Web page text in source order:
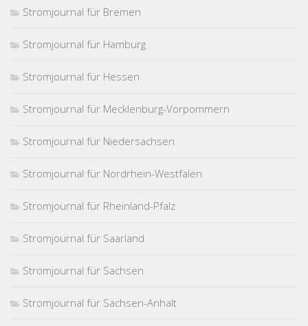
Stromjournal für Bremen
Stromjournal für Hamburg
Stromjournal für Hessen
Stromjournal für Mecklenburg-Vorpommern
Stromjournal für Niedersachsen
Stromjournal für Nordrhein-Westfalen
Stromjournal für Rheinland-Pfalz
Stromjournal für Saarland
Stromjournal für Sachsen
Stromjournal für Sachsen-Anhalt